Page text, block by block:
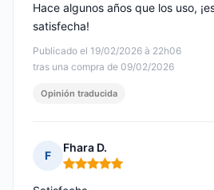
Publicado el 19/02/2026 à 22h06
tras una compra de 09/02/2026
Hace algunos años que los uso,
satisfecha!
Opinión traducida
F
Fhara D.
Nota: 5 de 5